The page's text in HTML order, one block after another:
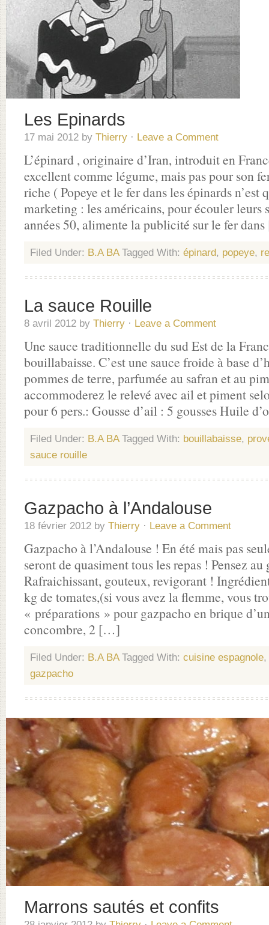
Les Epinards
17 mai 2012 by Thierry · Leave a Comment
L’épinard , originaire d’Iran, introduit en
excellent comme légume, mais pas pour son
riche ( Popeye et le fer dans les épinards n’est
marketing : les américains, pour écouler leurs
années 50, alimente la publicité sur le fer
Filed Under: B.A BA Tagged With: épinard, popeye,
La sauce Rouille
8 avril 2012 by Thierry · Leave a Comment
Une sauce traditionnelle du sud Est de la
bouillabaisse. C’est une sauce froide à base
pommes de terre, parfumée au safran et au
accommoderez le relevé avec ail et piment
pour 6 pers.: Gousse d’ail : 5 gousses Huile
Filed Under: B.A BA Tagged With: bouillabaisse,
sauce rouille
Gazpacho à l’Andalouse
18 février 2012 by Thierry · Leave a Comment
Gazpacho à l’Andalouse ! En été mais pas
seront de quasiment tous les repas ! Pensez
Rafraichissant, gouteux, revigorant !
kg de tomates,(si vous avez la flemme, vous
« préparations » pour gazpacho en brique
concombre, 2 […]
Filed Under: B.A BA Tagged With: cuisine espagnole,
gazpacho
Marrons sautés et confits